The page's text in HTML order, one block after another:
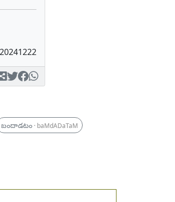
బందాడటం · baMdADaTaM